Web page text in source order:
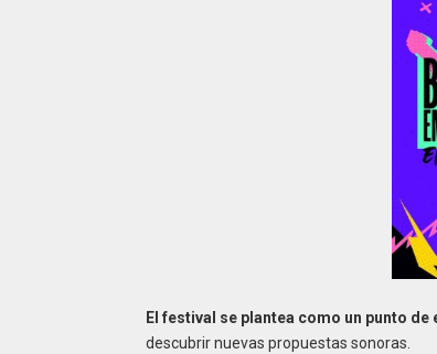
El festival se plantea como un punto
descubrir nuevas propuestas sonoras.